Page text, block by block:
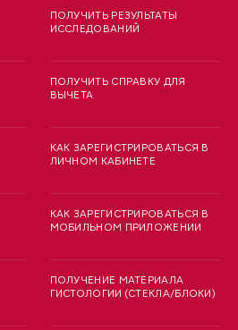
ПОЛУЧИТЬ РЕЗУЛЬТАТЫ
ИССЛЕДОВАНИЙ
ПОЛУЧИТЬ СПРАВКУ ДЛЯ
ВЫЧЕТА
КАК ЗАРЕГИСТРИРОВАТЬСЯ В
ЛИЧНОМ КАБИНЕТЕ
КАК ЗАРЕГИСТРИРОВАТЬСЯ В
МОБИЛЬНОМ ПРИЛОЖЕНИИ
ПОЛУЧЕНИЕ МАТЕРИАЛА
ГИСТОЛОГИИ (СТЕКЛА/БЛОКИ)